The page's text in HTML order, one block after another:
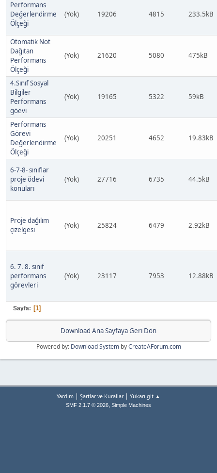
Performans
Değerlendirme
Ölçeği
(Yok) 19206 4815 233.5kB
Otomatik Not
Dağıtan
Performans
Ölçeği
(Yok) 21620 5080 475kB
4.Sınıf Sosyal
Bilgiler
Performans
göevi
(Yok) 19165 5322 59kB
Performans
Görevi
Değerlendirme
Ölçeği
(Yok) 20251 4652 19.83kB
6-7-8- sınıflar
proje ödevi
konuları
(Yok) 27716 6735 44.5kB
Proje dağılım
çizelgesi
(Yok) 25824 6479 2.92kB
6. 7. 8. sınıf
performans
görevleri
(Yok) 23117 7953 12.88kB
Sayfa 1
Download Ana Sayfaya Geri Dön
Powered by: Download SystembyCreateAForum.com
Yardım | Şartlar ve Kurallar| Yukarı git ▲
SMF 2.1.7 © 2026, Simple Machines